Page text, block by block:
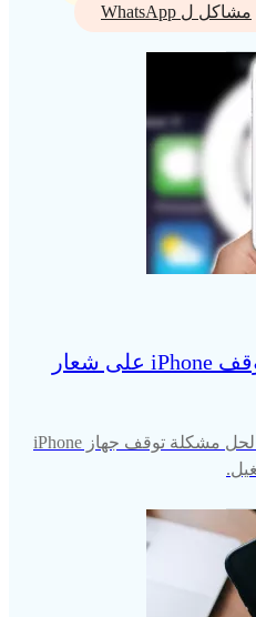
مشاكل ل WhatsApp
5 طرق لإصلاح مشكلة توقف iPhone على شعار
تعرف على خمسة حلول فعالة لحل مشكلة توقف جهاز iPhone